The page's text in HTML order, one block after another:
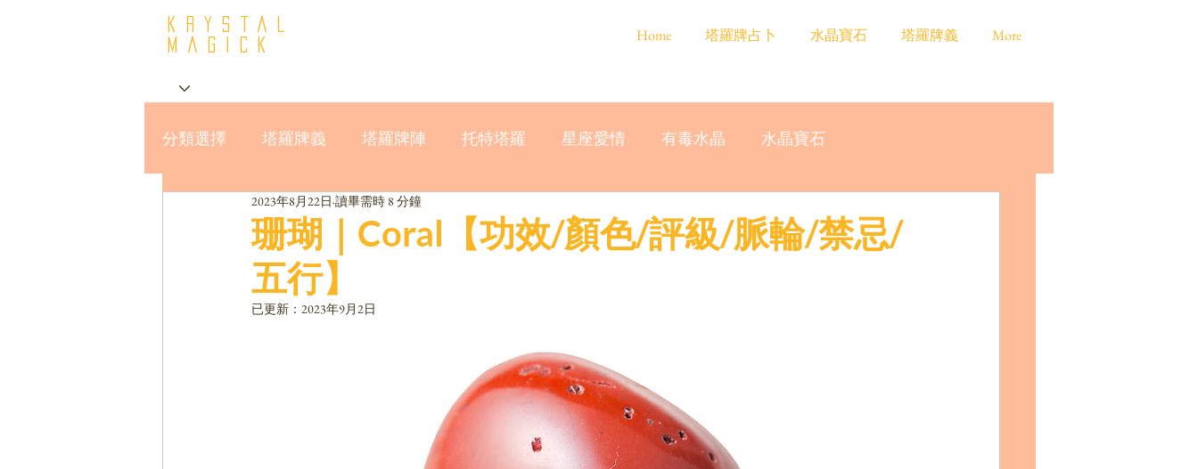
krystal
Magick
分類選擇 塔羅牌義 塔羅牌陣 托特塔羅 星座愛情 有毒水晶 水晶寶石
星座與MBTI16型人格
珊瑚｜Coral【功效/顏色/評級/脈輪/禁忌/
五行】
2023年8月22日 讀畢需時 8 分鐘
已更新： 2023年9月2日
Home 塔羅牌占卜 水晶寶石 塔羅牌義 More